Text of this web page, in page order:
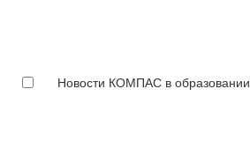
Новости КОМПАС в образовании